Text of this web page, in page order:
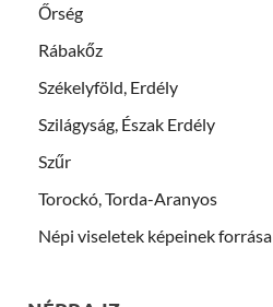
Őrség
Rábakőz
Székelyföld, Erdély
Szilágyság, Észak Erdély
Szűr
Torockó, Torda-Aranyos
Népi viseletek képeinek forrása